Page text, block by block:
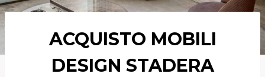
ACQUISTO MOBILI
DESIGN STADERA